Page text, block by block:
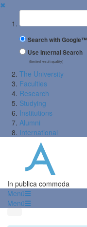
✖
Suchbegriff
Search with Google™
Use Internal Search
(limited result quality)
The University
Faculties
Research
Studying
Institutions
Alumni
International
In publica commoda
Menü
Menü